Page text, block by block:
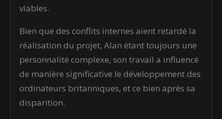
viables.
Bien que des conflits internes aient retardé la
réalisation du projet, Alan étant toujours une
personnalité complexe, son travail a influencé
de manière significative le développement des
ordinateurs britanniques, et ce bien après sa
disparition.